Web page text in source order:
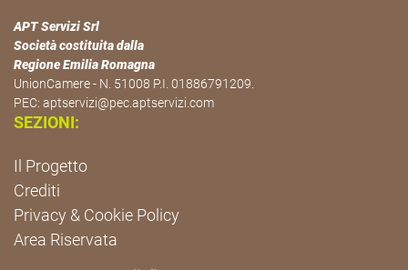
APT Servizi Srl
Società costituita dalla
Regione Emilia Romagna
UnionCamere - N. 51008 P.I. 01886791209.
PEC: aptservizi@pec.aptservizi.com
SEZIONI:
Il Progetto
Crediti
Privacy & Cookie Policy
Area Riservata